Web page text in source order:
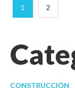
1 2
CONSTRUCCIÓN